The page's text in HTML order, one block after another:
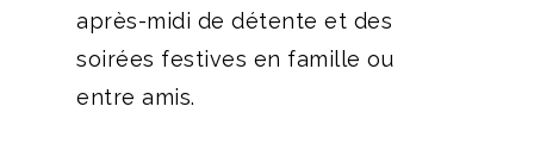
après-midi de détente et des
soirées festives en famille ou
entre amis.